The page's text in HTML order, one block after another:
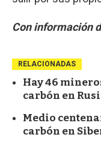
Con información
RELACIONADAS
Hay 46
carbón en
Medio
carbón en